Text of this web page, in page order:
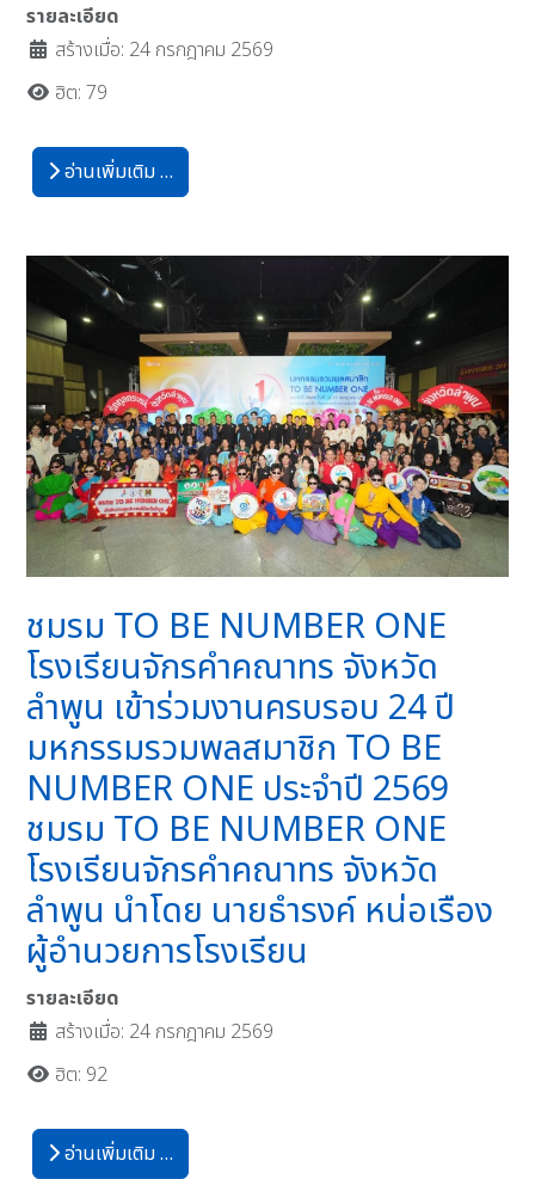
รายละเอียด
สร้างเมื่อ: 24 กรกฎาคม 2569
ฮิต: 79
อ่านเพิ่มเติม …
ชมรม TO BE NUMBER ONE
โรงเรียนจักรคำคณาทร จังหวัด
ลำพูน เข้าร่วมงานครบรอบ 24 ปี
มหกรรมรวมพลสมาชิก TO BE
NUMBER ONE ประจำปี 2569
ชมรม TO BE NUMBER ONE
โรงเรียนจักรคำคณาทร จังหวัด
ลำพูน นำโดย นายธำรงค์ หน่อเรือง
ผู้อำนวยการโรงเรียน
รายละเอียด
สร้างเมื่อ: 24 กรกฎาคม 2569
ฮิต: 92
อ่านเพิ่มเติม …